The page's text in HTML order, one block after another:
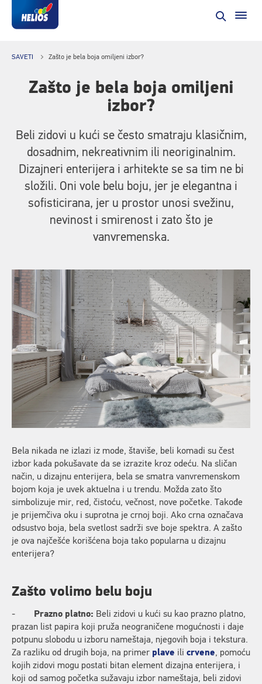
SAVETI Zašto je bela boja omiljeni izbor?
Zašto je bela boja omiljeni
izbor?
Beli zidovi u kući se često smatraju klasičnim,
dosadnim, nekreativnim ili neoriginalnim.
Dizajneri enterijera i arhitekte se sa tim ne bi
složili. Oni vole belu boju, jer je elegantna i
sofisticirana, jer u prostor unosi svežinu,
nevinost i smirenost i zato što je
vanvremenska.
Bela nikada ne izlazi iz mode, štaviše, beli komadi su čest
izbor kada pokušavate da se izrazite kroz odeću. Na sličan
način, u dizajnu enterijera, bela se smatra vanvremenskom
bojom koja je uvek aktuelna i u trendu. Možda zato što
simbolizuje mir, red, čistoću, večnost, nove početke. Takođe
je prijemčiva oku i suprotna je crnoj boji. Ako crna označava
odsustvo boja, bela svetlost sadrži sve boje spektra. A zašto
je ova najčešće korišćena boja tako popularna u dizajnu
enterijera?
Zašto volimo belu boju
- Prazno platno: Beli zidovi u kući su kao prazno platno,
prazan list papira koji pruža neograničene mogućnosti i daje
potpunu slobodu u izboru nameštaja, njegovih boja i tekstura.
Za razliku od drugih boja, na primer plave ili crvene, pomoću
kojih zidovi mogu postati bitan element dizajna enterijera, i
koji od samog početka sužavaju izbor nameštaja, beli zidovi